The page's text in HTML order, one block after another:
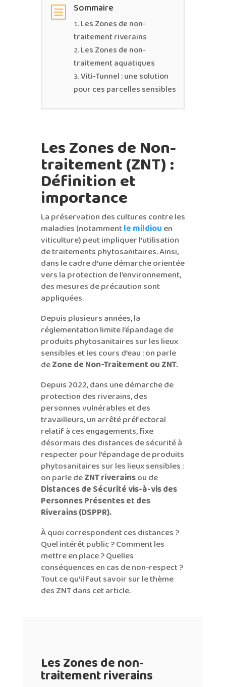
b Sommaire
Les Zones de non-
traitement riverains
Les Zones de non-
traitement aquatiques
Viti-Tunnel : une solution
pour ces parcelles sensibles
Les Zones de Non-
traitement (ZNT) :
Définition et
importance
La préservation des cultures contre les
maladies (notammentle mildiouen
viticulture) peut impliquer l’utilisation
de traitements phytosanitaires. Ainsi,
dans le cadre d’une démarche orientée
vers la protection de l’environnement,
des mesures de précaution sont
appliquées.
Depuis plusieurs années, la
réglementation limite l’épandage de
produits phytosanitaires sur les lieux
sensibles et les cours d’eau : on parle
deZone de Non-Traitement ou ZNT.
Depuis 2022, dans une démarche de
protection des riverains, des
personnes vulnérables et des
travailleurs, un arrêté préfectoral
relatif à ces engagements, fixe
désormais des distances de sécurité à
respecter pour l’épandage de produits
phytosanitaires sur les lieux sensibles :
on parle deZNT riverainsou de
Distances de Sécurité vis-à-vis des
Personnes Présentes et des
Riverains (DSPPR).
À quoi correspondent ces distances ?
Quel intérêt public ? Comment les
mettre en place ? Quelles
conséquences en cas de non-respect ?
Tout ce qu’il faut savoir sur le thème
des ZNT dans cet article.
Les Zones de non-
traitement riverains